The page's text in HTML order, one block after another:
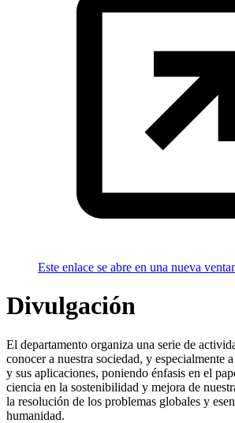
Este enlace se abre en una nueva
Divulgación
El departamento organiza una serie de
conocer a nuestra sociedad, y especialmente
y sus aplicaciones, poniendo énfasis en el
ciencia en la sostenibilidad y mejora de
la resolución de los problemas globales y
humanidad.